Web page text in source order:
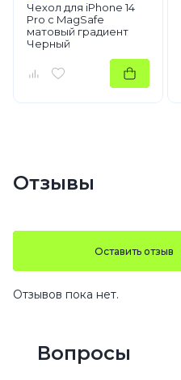
Чехол для iPhone 14
Pro с MagSafe
матовый градиент
Черный
Отзывы
Оставить отзыв
Отзывов пока нет.
Вопросы